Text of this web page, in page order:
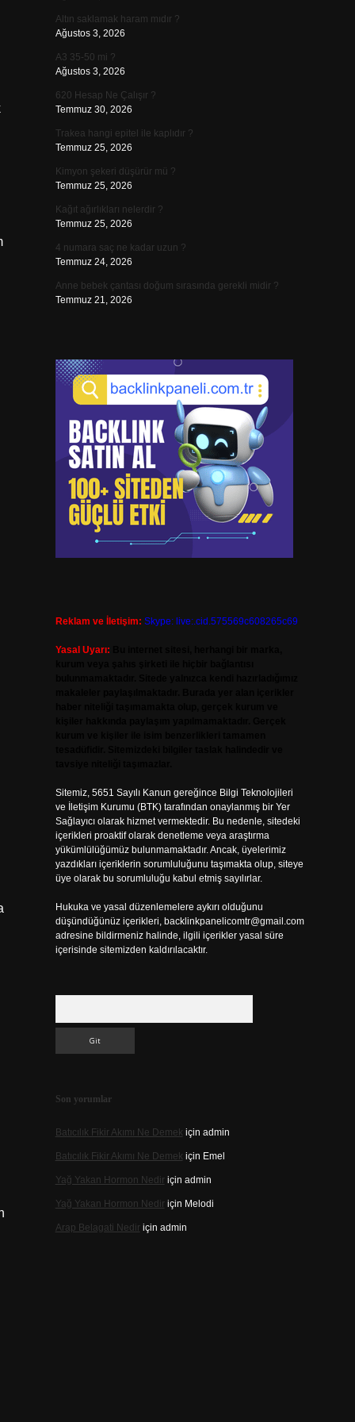
Altın saklamak haram mıdır ?
Ağustos 3, 2026
A3 35-50 mi ?
Ağustos 3, 2026
620 Hesap Ne Çalışır ?
Temmuz 30, 2026
Trakea hangi epitel ile kaplıdır ?
Temmuz 25, 2026
Kimyon şekeri düşürür mü ?
Temmuz 25, 2026
Kağıt ağırlıkları nelerdir ?
Temmuz 25, 2026
4 numara saç ne kadar uzun ?
Temmuz 24, 2026
Anne bebek çantası doğum sırasında gerekli midir ?
Temmuz 21, 2026
Reklam ve İletişim: Skype: live:.cid.575569c608265c69
Yasal Uyarı:
Sitemiz, 5651 Sayılı Kanun gereğince Bilgi Teknolojileri
ve İletişim Kurumu (BTK) tarafından onaylanmış bir Yer
Sağlayıcı olarak hizmet vermektedir. Bu nedenle, sitedeki
içerikleri proaktif olarak denetleme veya araştırma
yükümlülüğümüz bulunmamaktadır. Ancak, üyelerimiz
yazdıkları içeriklerin sorumluluğunu taşımakta olup, siteye
üye olarak bu sorumluluğu kabul etmiş sayılırlar.
Hukuka ve yasal düzenlemelere aykırı olduğunu
düşündüğünüz içerikleri, backlinkpanelicomtr@gmail.com
adresine bildirmeniz halinde, ilgili içerikler yasal süre
içerisinde sitemizden kaldırılacaktır.
Son yorumlar
Batıcılık Fikir Akımı Ne Demek için admin
Batıcılık Fikir Akımı Ne Demek için Emel
Yağ Yakan Hormon Nediriçin admin
Yağ Yakan Hormon Nediriçin Melodi
Arap Belagati Nediriçin admin